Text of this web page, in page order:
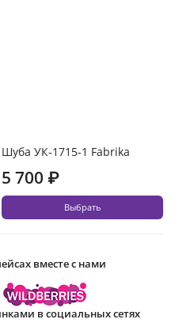
Шуба УК-1715-1 Fabrika
5 700 ₽
Выбрать
вместе с нами
в социальных сетях